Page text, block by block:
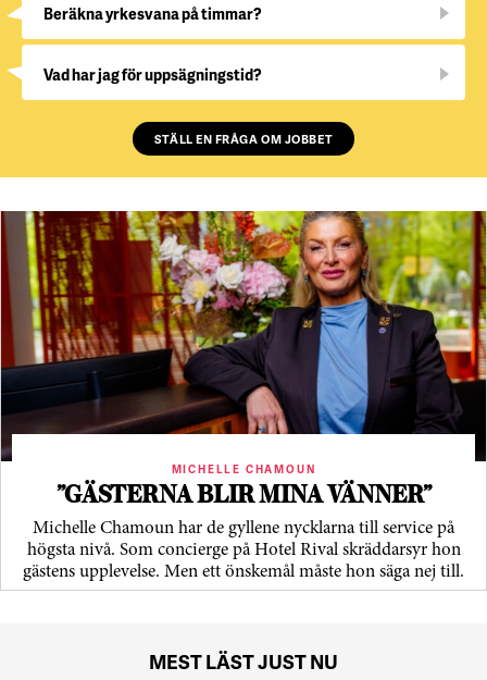
Beräkna yrkesvana på timmar?
Vad har jag för uppsägningstid?
STÄLL EN FRÅGA OM JOBBET
MICHELLE CHAMOUN
”GÄSTERNA BLIR MINA VÄNNER”
Michelle Chamoun har de gyllene nycklarna till service på
högsta nivå. Som concierge på Hotel Rival skräddarsyr hon
gästens upp­levelse. Men ett önskemål måste hon säga nej till.
MEST LÄST JUST NU